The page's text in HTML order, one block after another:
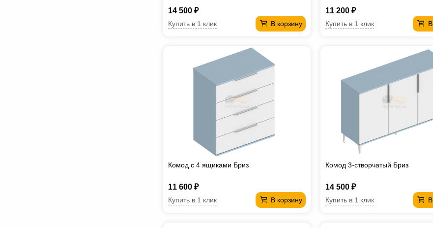
14 500 ₽
В корзину
Купить в 1 клик
11 200 ₽
Купить в 1 клик
Комод с 4 ящиками Бриз
11 600 ₽
В корзину
Купить в 1 клик
Комод 3-створчатый Бриз
14 500 ₽
Купить в 1 клик